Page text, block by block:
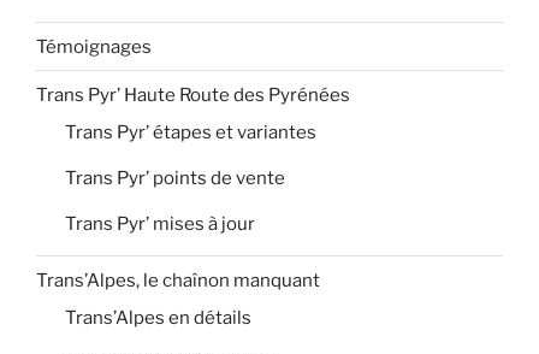
Témoignages
Trans Pyr’ Haute Route des Pyrénées
Trans Pyr’ étapes et variantes
Trans Pyr’ points de vente
Trans Pyr’ mises à jour
Trans’Alpes, le chaînon manquant
Trans’Alpes en détails